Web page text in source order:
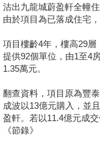
沽出九龍城蔚盈軒全幢
由於項目為已落成住宅
項目樓齡4年，樓高29
提供92個單位，由1至4
1.35萬元。
翻查資料，項目原為豐
成波以13億元購入，並
盈軒。若以11.4億元成
《節錄》